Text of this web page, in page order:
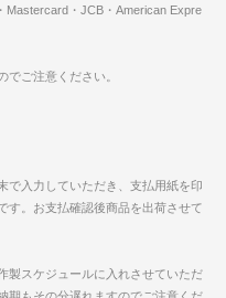
・JCB・American Expre
でご注意ください。
で入力していただき、支払用紙を印
す。お支払確認後商品を出荷させて
製スケジュールに入れさせていただ